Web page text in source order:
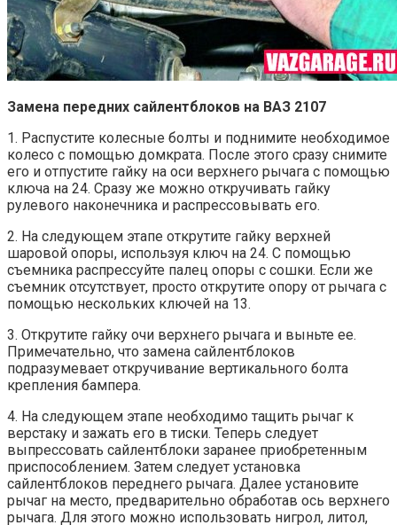
Замена передних сайлентблоков на ВАЗ 2107
1. Распустите колесные болты и поднимите необходимое
колесо с помощью домкрата. После этого сразу снимите
его и отпустите гайку на оси верхнего рычага с помощью
ключа на 24. Сразу же можно откручивать гайку
рулевого наконечника и распрессовывать его.
2. На следующем этапе открутите гайку верхней
шаровой опоры, используя ключ на 24. С помощью
съемника распрессуйте палец опоры с сошки. Если же
съемник отсутствует, просто открутите опору от рычага с
помощью нескольких ключей на 13.
3. Открутите гайку очи верхнего рычага и выньте ее.
Примечательно, что замена сайлентблоков
подразумевает откручивание вертикального болта
крепления бампера.
4. На следующем этапе необходимо тащить рычаг к
верстаку и зажать его в тиски. Теперь следует
выпрессовать сайлентблоки заранее приобретенным
приспособлением. Затем следует установка
сайлентблоков переднего рычага. Далее установите
рычаг на место, предварительно обработав ось верхнего
рычага. Для этого можно использовать нигрол, литол,